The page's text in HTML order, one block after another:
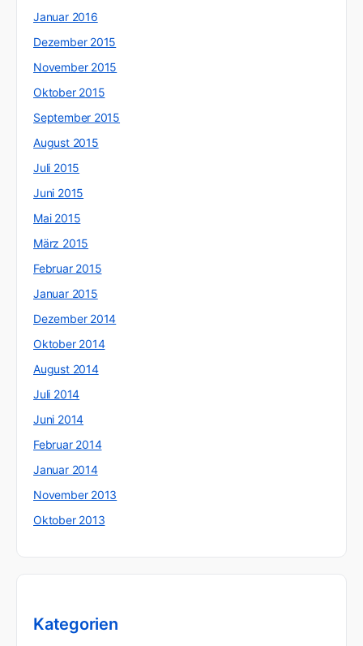
Januar 2016
Dezember 2015
November 2015
Oktober 2015
September 2015
August 2015
Juli 2015
Juni 2015
Mai 2015
März 2015
Februar 2015
Januar 2015
Dezember 2014
Oktober 2014
August 2014
Juli 2014
Juni 2014
Februar 2014
Januar 2014
November 2013
Oktober 2013
Kategorien